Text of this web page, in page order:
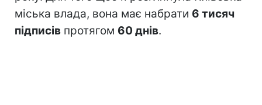
міська влада, вона має набрати 6 тисяч
підписів протягом 60 днів.